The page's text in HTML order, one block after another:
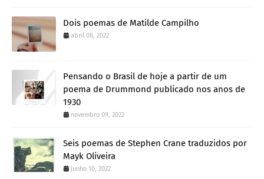
Dois poemas de Matilde Campilho
abril 08, 2022
Pensando o Brasil de hoje a partir de um
poema de Drummond publicado nos anos de
1930
novembro 09, 2022
Seis poemas de Stephen Crane traduzidos por
Mayk Oliveira
junho 10, 2022